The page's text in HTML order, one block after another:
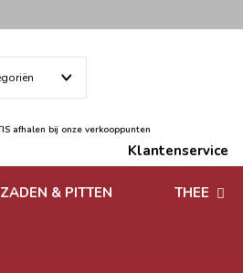
afhalen bij onze verkooppunten
Klantenservice
ZADEN & PITTEN THEE